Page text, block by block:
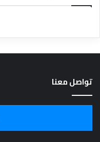
تواصل معنا